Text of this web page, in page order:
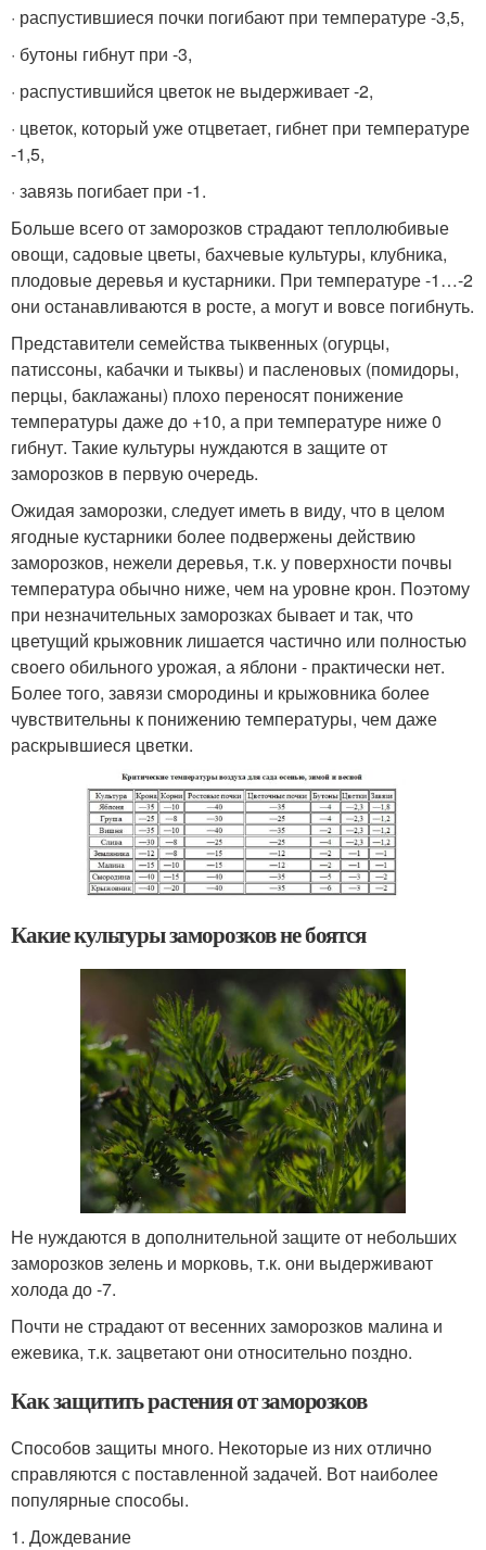
· распустившиеся почки погибают при температуре -3,5,
· бутоны гибнут при -3,
· распустившийся цветок не выдерживает -2,
· цветок, который уже отцветает, гибнет при температуре
-1,5,
· завязь погибает при -1.
Больше всего от заморозков страдают теплолюбивые
овощи, садовые цветы, бахчевые культуры, клубника,
плодовые деревья и кустарники. При температуре -1…-2
они останавливаются в росте, а могут и вовсе погибнуть.
Представители семейства тыквенных (огурцы,
патиссоны, кабачки и тыквы) и пасленовых (помидоры,
перцы, баклажаны) плохо переносят понижение
температуры даже до +10, а при температуре ниже 0
гибнут. Такие культуры нуждаются в защите от
заморозков в первую очередь.
Ожидая заморозки, следует иметь в виду, что в целом
ягодные кустарники более подвержены действию
заморозков, нежели деревья, т.к. у поверхности почвы
температура обычно ниже, чем на уровне крон. Поэтому
при незначительных заморозках бывает и так, что
цветущий крыжовник лишается частично или полностью
своего обильного урожая, а яблони - практически нет.
Более того, завязи смородины и крыжовника более
чувствительны к понижению температуры, чем даже
раскрывшиеся цветки.
Какие культуры заморозков не боятся
Не нуждаются в дополнительной защите от небольших
заморозков зелень и морковь, т.к. они выдерживают
холода до -7.
Почти не страдают от весенних заморозков малина и
ежевика, т.к. зацветают они относительно поздно.
Как защитить растения от заморозков
Способов защиты много. Некоторые из них отлично
справляются с поставленной задачей. Вот наиболее
популярные способы.
1. Дождевание